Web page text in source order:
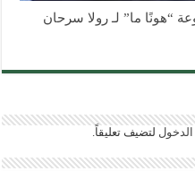
“هونًا ما” لـ رولا سرحان
لتضيف تعليقاً.